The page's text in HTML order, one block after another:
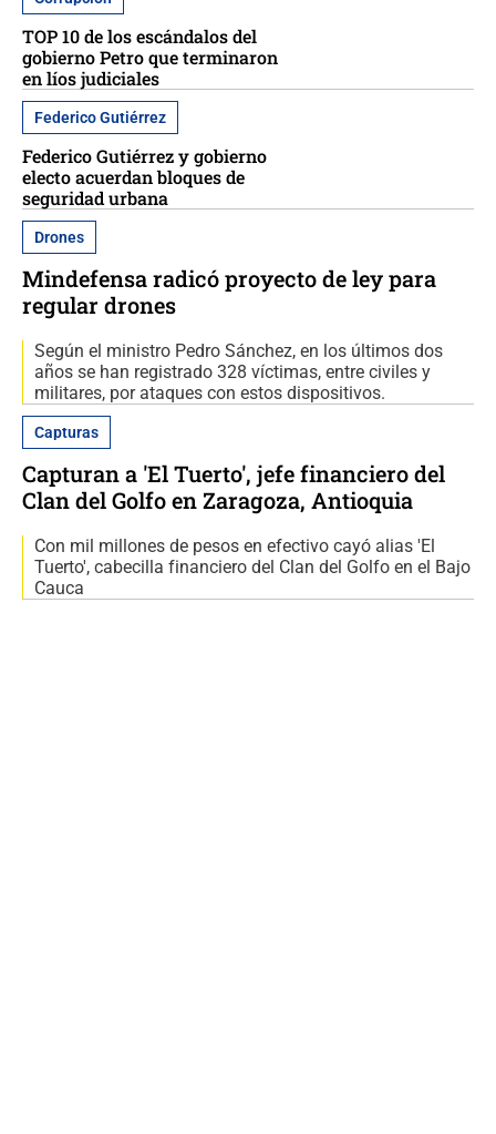
TOP 10 de los escándalos del
gobierno Petro que terminaron
en líos judiciales
Federico Gutiérrez
Federico Gutiérrez y gobierno
electo acuerdan bloques de
seguridad urbana
Drones
Mindefensa radicó proyecto de ley para
regular drones
Según el ministro Pedro Sánchez, en los últimos dos
años se han registrado 328 víctimas, entre civiles y
militares, por ataques con estos dispositivos.
Capturas
Capturan a 'El Tuerto', jefe financiero del
Clan del Golfo en Zaragoza, Antioquia
Con mil millones de pesos en efectivo cayó alias 'El
Tuerto', cabecilla financiero del Clan del Golfo en el Bajo
Cauca